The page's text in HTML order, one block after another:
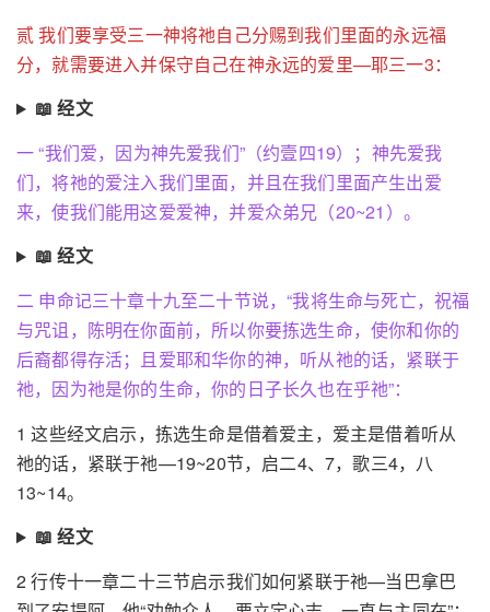
贰 我们要享受三一神将祂自己分赐到我们里面的永远福
分，就需要进入并保守自己在神永远的爱里—耶三一3：
📖 经文
一 “我们爱，因为神先爱我们”（约壹四19）；神先爱我
们，将祂的爱注入我们里面，并且在我们里面产生出爱
来，使我们能用这爱爱神，并爱众弟兄（20~21）。
📖 经文
二 申命记三十章十九至二十节说，“我将生命与死亡，祝福
与咒诅，陈明在你面前，所以你要拣选生命，使你和你的
后裔都得存活；且爱耶和华你的神，听从祂的话，紧联于
祂，因为祂是你的生命，你的日子长久也在乎祂”：
1 这些经文启示，拣选生命是借着爱主，爱主是借着听从
祂的话，紧联于祂—19~20节，启二4、7，歌三4，八
13~14。
📖 经文
2 行传十一章二十三节启示我们如何紧联于祂—当巴拿巴